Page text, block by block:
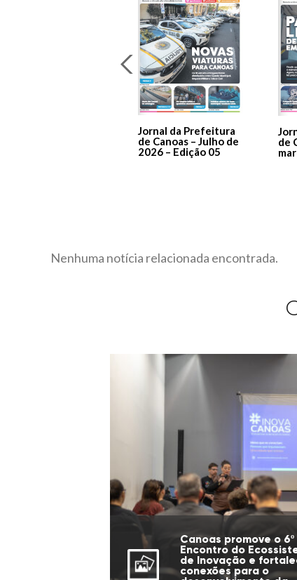
Jornal da Prefeitura
de Canoas – Julho de
2026 – Edição 05
de
Nenhuma notícia relacionada encontrada.
Canoas promove o 6º
Encontro do
de Inovação e
conexões para o